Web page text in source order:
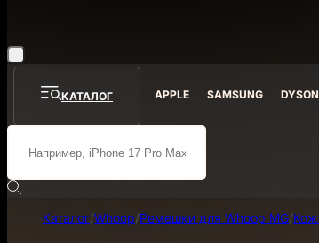
КАТАЛОГ APPLE SAMSUNG DYSON
Каталог/Whoop/Ремешки для Whoop MG/